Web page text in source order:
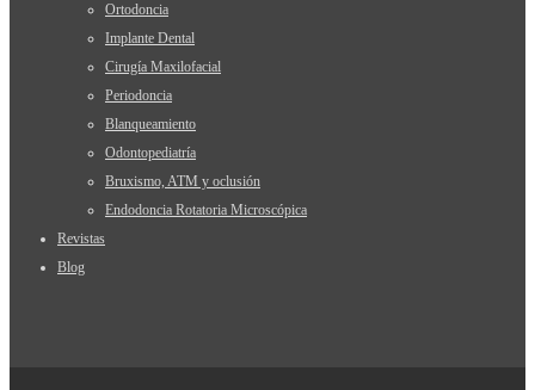
Ortodoncia
Implante Dental
Cirugía Maxilofacial
Periodoncia
Blanqueamiento
Odontopediatría
Bruxismo, ATM y oclusión
Endodoncia Rotatoria Microscópica
Revistas
Blog